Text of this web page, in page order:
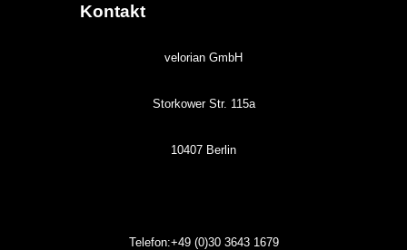
Kontakt
velorian GmbH
Storkower Str. 115a
10407 Berlin
Telefon:+49 (0)3036431679